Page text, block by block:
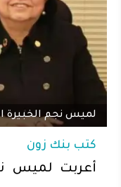
لميس نجم الخبيرة
كتب بنك زون
أعربت لميس